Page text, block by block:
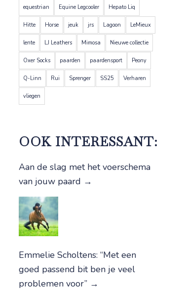
equestrian Equine Legcooler Hepato Liq
Hitte Horse jeuk jrs Lagoon LeMieux
lente LJ Leathers Mimosa Nieuwe collectie
Oxer Socks paarden paardensport Peony
Q-Linn Rui Sprenger SS25 Verharen
vliegen
OOK INTERESSANT:
Aan de slag met het voerschema
van jouw paard →
Emmelie Scholtens: “Met een
goed passend bit ben je veel
problemen voor” →